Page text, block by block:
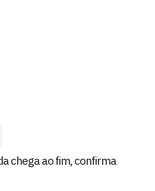
chega ao fim, confirma